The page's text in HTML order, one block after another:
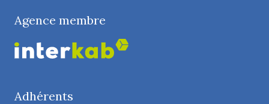
Agence membre
Adhérents